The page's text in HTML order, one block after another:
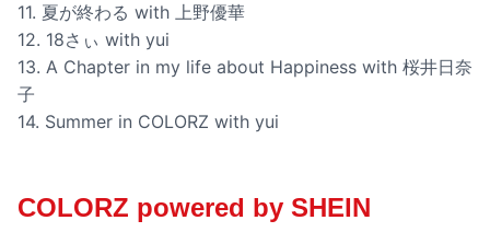
11. 夏が終わる with 上野優華
12. 18さぃ with yui
13. A Chapter in my life about Happiness with 桜井日奈
子
14. Summer in COLORZ with yui
COLORZ powered by SHEIN